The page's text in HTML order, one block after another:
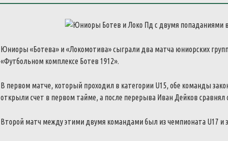
Юниоры «Ботева» и «Локомотива» сыграли два матча юниорских
«Футбольном комплексе Ботев 1912».
В первом матче, который проходил в категории U15, обе команды
открыли счет в первом тайме, а после перерыва Иван Дейков сравнял
Второй матч между этими двумя командами был из чемпионата U17 и